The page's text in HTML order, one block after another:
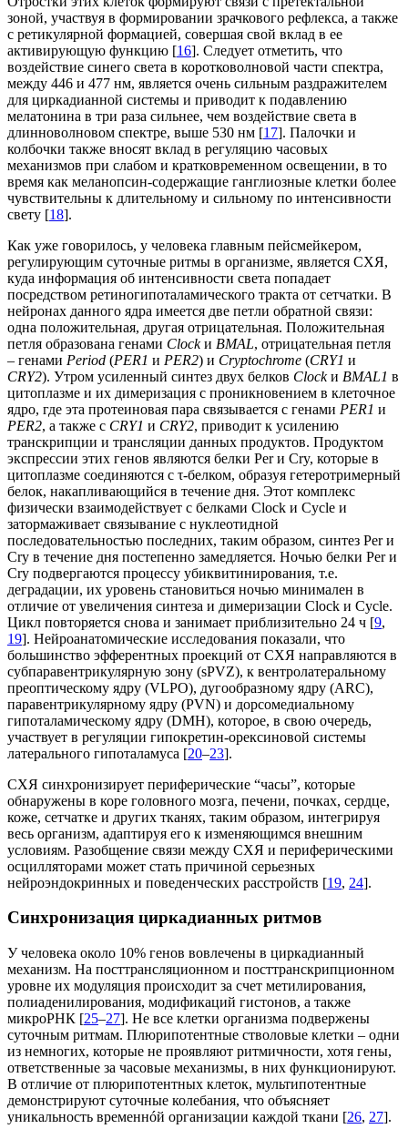
зоной, участвуя в формировании зрачкового рефлекса, а также
с ретикулярной формацией, совершая свой вклад в ее
активирующую функцию [16]. Следует отметить, что
воздействие синего света в коротковолновой части спектра,
между 446 и 477 нм, является очень сильным раздражителем
для циркадианной системы и приводит к подавлению
мелатонина в три раза сильнее, чем воздействие света в
длинноволновом спектре, выше 530 нм [17]. Палочки и
колбочки также вносят вклад в регуляцию часовых
механизмов при слабом и кратковременном освещении, в то
время как меланопсин-содержащие ганглиозные клетки более
чувствительны к длительному и сильному по интенсивности
свету [18].
Как уже говорилось, у человека главным пейсмейкером,
регулирующим суточные ритмы в организме, является СХЯ,
куда информация об интенсивности света попадает
посредством ретиногипоталамического тракта от сетчатки. В
нейронах данного ядра имеется две петли обратной связи:
одна положительная, другая отрицательная. Положительная
петля образована генами Clockи BMAL, отрицательная петля
– генами Period (PER1 и PER2) и Cryptochrome (СRY1 и
СRY2). Утром усиленный синтез двух белков Clockи BMAL1 в
цитоплазме и их димеризация с проникновением в клеточное
ядро, где эта протеиновая пара связывается с генами PER1 и
PER2, а также с СRY1 и СRY2, приводит к усилению
транскрипции и трансляции данных продуктов. Продуктом
экспрессии этих генов являются белки Per и Cry, которые в
цитоплазме соединяются с τ-белком, образуя гетеротримерный
белок, накапливающийся в течение дня. Этот комплекс
физически взаимодействует с белками Clock и Сycle и
затормаживает связывание с нуклеотидной
последовательностью последних, таким образом, синтез Per и
Cry в течение дня постепенно замедляется. Ночью белки Per и
Сry подвергаются процессу убиквитинирования, т.е.
деградации, их уровень становиться ночью минимален в
отличие от увеличения синтеза и димеризации Clock и Сycle.
Цикл повторяется снова и занимает приблизительно 24 ч [9,
19]. Нейроанатомические исследования показали, что
большинство эфферентных проекций от СХЯ направляются в
субпаравентрикулярную зону (sPVZ), к вентролатеральному
преоптическому ядру (VLPO), дугообразному ядру (ARC),
паравентрикулярному ядру (PVN) и дорсомедиальному
гипоталамическому ядру (DMH), которое, в свою очередь,
участвует в регуляции гипокретин-орексиновой системы
латерального гипоталамуса [20–23].
СХЯ синхронизирует периферические “часы”, которые
обнаружены в коре головного мозга, печени, почках, сердце,
коже, сетчатке и других тканях, таким образом, интегрируя
весь организм, адаптируя его к изменяющимся внешним
условиям. Разобщение связи между СХЯ и периферическими
осцилляторами может стать причиной серьезных
нейроэндокринных и поведенческих расстройств [19, 24].
Cинхронизация циркадианных ритмов
У человека около 10% генов вовлечены в циркадианный
механизм. На посттрансляционном и посттранскрипционном
уровне их модуляция происходит за счет метилирования,
полиаденилирования, модификаций гистонов, а также
микроРНК [25–27]. Не все клетки организма подвержены
суточным ритмам. Плюрипотентные стволовые клетки – одни
из немногих, которые не проявляют ритмичности, хотя гены,
ответственные за часовые механизмы, в них функционируют.
В отличие от плюрипотентных клеток, мультипотентные
демонстрируют суточные колебания, что объясняет
уникальность временнóй организации каждой ткани [26, 27].